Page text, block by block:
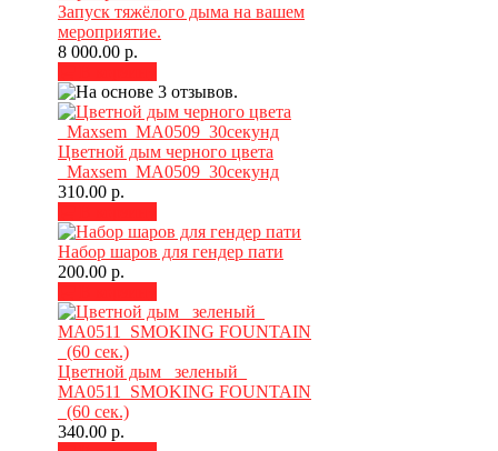
Запуск тяжёлого дыма на вашем
мероприятие.
8 000.00 р.
Цветной дым черного цвета
_Maxsem_MA0509_30секунд
310.00 р.
Набор шаров для гендер пати
200.00 р.
Цветной дым_ зеленый_
MA0511_SMOKING FOUNTAIN
_(60 сек.)
340.00 р.